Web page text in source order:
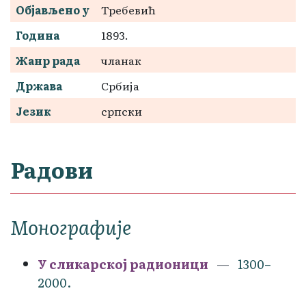
Објављено у
Требевић
Година
1893.
Жанр рада
чланак
Држава
Србија
Језик
српски
Радови
Монографије
У сликарској радионици
1300–
2000.